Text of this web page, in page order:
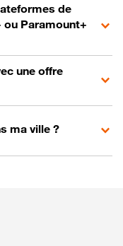
de
Paramount+
une offre
ma ville ?